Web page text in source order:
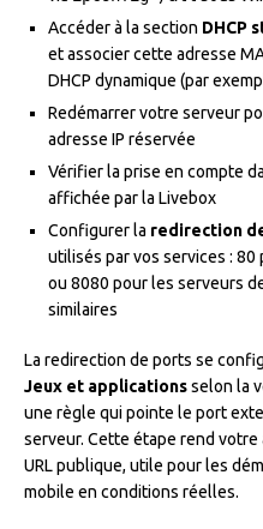
Accéder à la section DHCP
et associer cette adresse
DHCP dynamique (par
Redémarrer votre serveur
adresse IP réservée
Vérifier la prise en compte
affichée par la Livebox
Configurer la redirection
utilisés par vos services : 80
ou 8080 pour les serveurs
similaires
La redirection de ports se
Jeux et applicationsselon la
une règle qui pointe le port
serveur. Cette étape rend
URL publique, utile pour les
mobile en conditions réelles.